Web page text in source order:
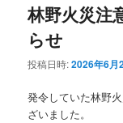
林野火災注
らせ
投稿日時:2026年6月
発令していた林野
ざいました。